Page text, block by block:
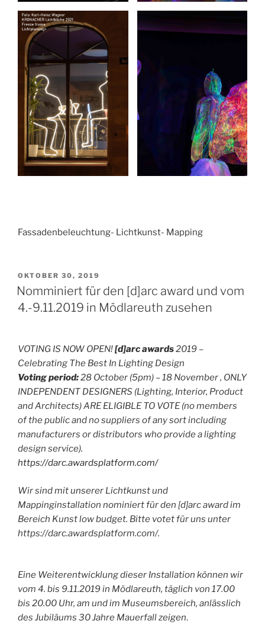
Fassadenbeleuchtung- Lichtkunst- Mapping
VERÖFFENTLICHT
AM
OKTOBER 30, 2019
Nomminiert für den [d]arc award und vom
4.-9.11.2019 in Mödlareuth zusehen
VOTING IS NOW OPEN![d]arc awards2019 –
Celebrating The Best In Lighting Design
Voting period:28 October (5pm) – 18 November , ONLY
INDEPENDENT DESIGNERS (Lighting, Interior, Product
and Architects) ARE ELIGIBLE TO VOTE (no members
of the public and no suppliers of any sort including
manufacturers or distributors who provide a lighting
design service).
https://darc.awardsplatform.com/
Wir sind mit unserer Lichtkunst und
Mappinginstallation nominiert für den [d]arc award im
Bereich Kunst low budget. Bitte votet für uns unter
https://darc.awardsplatform.com/.
Eine Weiterentwicklung dieser Installation können wir
vom 4. bis 9.11.2019 in Mödlareuth, täglich von 17.00
bis 20.00 Uhr, am und im Museumsbereich, anlässlich
des Jubiläums 30 Jahre Mauerfall zeigen.